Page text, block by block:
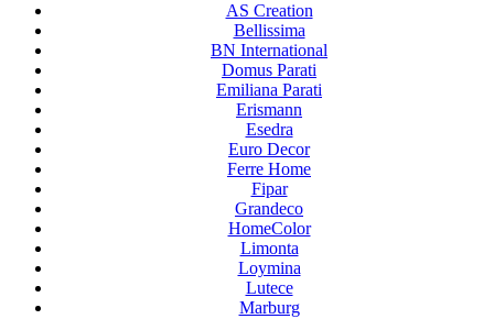
AS Creation
Bellissima
BN International
Domus Parati
Emiliana Parati
Erismann
Esedra
Euro Decor
Ferre Home
Fipar
Grandeco
HomeColor
Limonta
Loymina
Lutece
Marburg